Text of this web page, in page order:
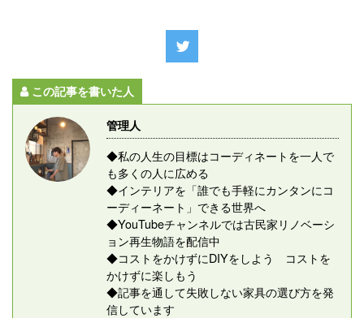
この記事を書いた人
管理人
◆私の人生の目標はコーディネートを一人で
も多くの人に広める
◆インテリアを「誰でも手軽にカンタンにコ
ーディーネート」できる世界へ
◆YouTubeチャンネルでは古民家リノベーシ
ョン再生物語を配信中
◆コストをかけずにDIYをしよう コストを
かけずに楽しもう
◆記事を通して失敗しない家具の選び方を発
信しています